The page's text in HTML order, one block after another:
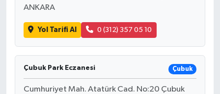
ANKARA
Yol Tarifi Al 0 (312) 357 05 10
Çubuk Park Eczanesi Çubuk
Cumhuriyet Mah. Atatürk Cad. No:20 Çubuk